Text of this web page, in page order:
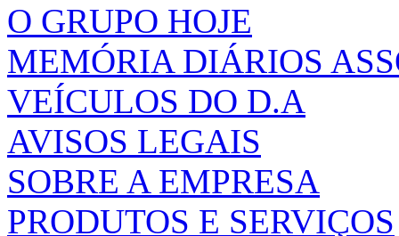
O GRUPO HOJE
MEMÓRIA DIÁRIOS
VEÍCULOS DO D.A
AVISOS LEGAIS
SOBRE A EMPRESA
PRODUTOS E SERVIÇOS